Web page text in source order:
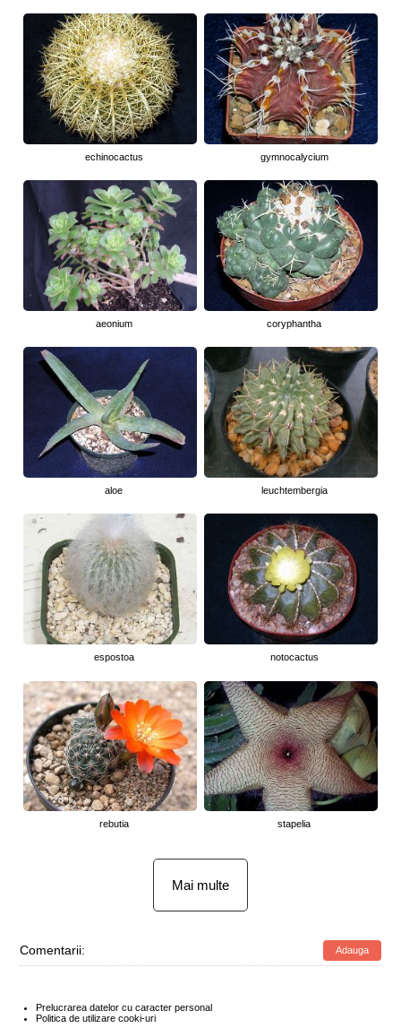
echinocactus gymnocalycium
aeonium coryphantha
aloe leuchtembergia
espostoa notocactus
rebutia stapelia
Mai multe
Comentarii: Adauga
Prelucrarea datelor cu caracter personal
Politica de utilizare cooki-uri